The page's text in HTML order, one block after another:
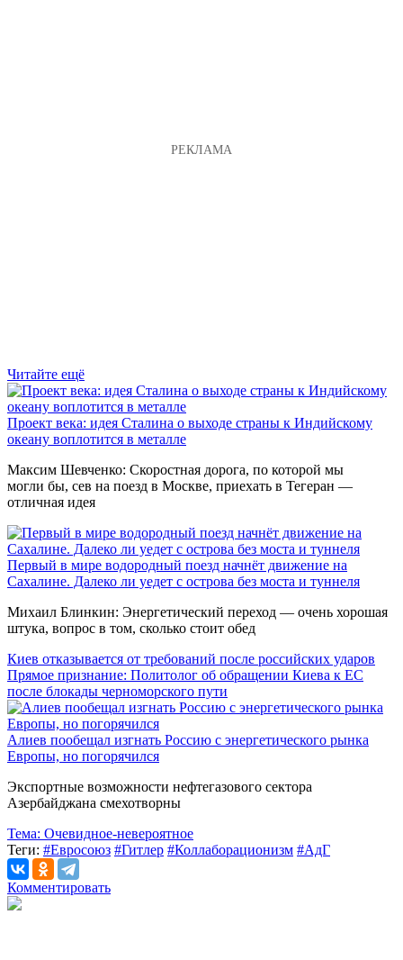
Читайте ещё
Проект века: идея Сталина о выходе страны к Индийскому
океану воплотится в металле
Максим Шевченко: Скоростная дорога, по которой мы
могли бы, сев на поезд в Москве, приехать в Тегеран —
отличная идея
Первый в мире водородный поезд начнёт движение на
Сахалине. Далеко ли уедет с острова без моста и туннеля
Михаил Блинкин: Энергетический переход — очень хорошая
штука, вопрос в том, сколько стоит обед
Киев отказывается от требований после российских ударов
Прямое признание: Политолог об обращении Киева к ЕС
после блокады черноморского пути
Алиев пообещал изгнать Россию с энергетического рынка
Европы, но погорячился
Экспортные возможности нефтегазового сектора
Азербайджана смехотворны
Тема: Очевидное-невероятное
Теги: #Евросоюз #Гитлер #Коллаборационизм #АдГ
Комментировать